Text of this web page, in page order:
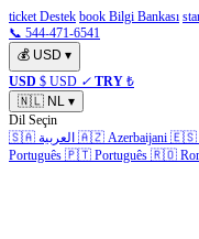
ticket Destek book Bilgi Bankası
📞 544-471-6541
💰 USD ▾
USD $ USD ✓ TRY ₺
🇳🇱 NL ▾
Dil Seçin
🇸🇦 العربية 🇦🇿 Azerbaijani 🇪🇸
Português 🇵🇹 Português 🇷🇴